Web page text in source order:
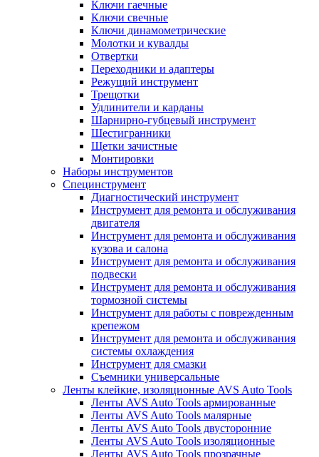
Ключи гаечные
Ключи свечные
Ключи динамометрические
Молотки и кувалды
Отвертки
Переходники и адаптеры
Режущий инструмент
Трещотки
Удлинители и карданы
Шарнирно-губцевый инструмент
Шестигранники
Щетки зачистные
Монтировки
Наборы инструментов
Специнструмент
Диагностический инструмент
Инструмент для ремонта и обслуживания
двигателя
Инструмент для ремонта и обслуживания
кузова и салона
Инструмент для ремонта и обслуживания
подвески
Инструмент для ремонта и обслуживания
тормозной системы
Инструмент для работы с поврежденным
крепежом
Инструмент для ремонта и обслуживания
системы охлаждения
Инструмент для смазки
Съемники универсальные
Ленты клейкие, изоляционные AVS Auto Tools
Ленты AVS Auto Tools армированные
Ленты AVS Auto Tools малярные
Ленты AVS Auto Tools двусторонние
Ленты AVS Auto Tools изоляционные
Ленты AVS Auto Tools прозрачные